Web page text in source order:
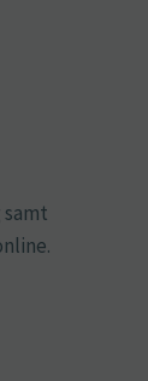
samt